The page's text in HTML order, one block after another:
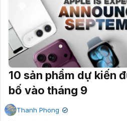
10 sản phẩm dự kiến
bố vào tháng 9
Thanh Phong ✔